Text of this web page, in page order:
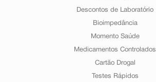
Descontos de Laboratório
Bioimpedância
Momento Saúde
Medicamentos Controlados
Cartão Drogal
Testes Rápidos